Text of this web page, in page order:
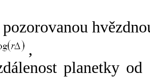
,
planetky od